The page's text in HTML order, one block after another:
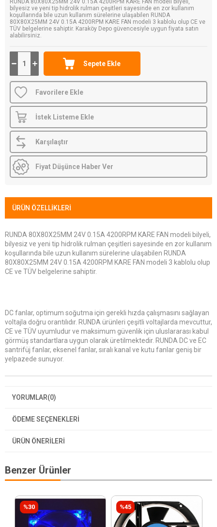
RUNDA 80X80X25MM 24V 0.15A 4200RPM KARE FAN modeli bilyeli,
bilyesiz ve yeni tip hidrolik rulman çeşitleri sayesinde en zor kullanım
koşullarında bile uzun kullanım sürelerine ulaşabilen RUNDA
80X80X25MM 24V 0.15A 4200RPM KARE FAN modeli 3 kablolu olup CE ve
TÜV belgelerine sahiptir. Karaköy Depo güvencesiyle uygun fiyata satın
alabilirsiniz.
Favorilere Ekle
İstek Listeme Ekle
Karşılaştır
Fiyat Düşünce Haber Ver
ÜRÜN ÖZELLIKLERI
RUNDA 80X80X25MM 24V 0.15A 4200RPM KARE FAN modeli bilyeli,
bilyesiz ve yeni tip hidrolik rulman çeşitleri sayesinde en zor kullanım
koşullarında bile uzun kullanım sürelerine ulaşabilen RUNDA
80X80X25MM 24V 0.15A 4200RPM KARE FAN modeli 3 kablolu olup
CE ve TÜV belgelerine sahiptir.
DC fanlar, optimum soğutma için gerekli hızda çalışmasını sağlayan
voltajla doğru orantılıdır. RUNDA ürünleri çeşitli voltajlarda mevcuttur,
CE ve TÜV uyumludur ve maksimum güvenlik için uluslararası kabul
görmüş standartlara uygun olarak üretilmektedir. RUNDA DC ve EC
santrifüj fanlar, eksenel fanlar, sıralı kanal ve kutu fanlar geniş bir
yelpazede sunuyor.
YORUMLAR(0)
ÖDEME SEÇENEKLERI
ÜRÜN ÖNERILERI
Benzer Ürünler
%30 %45